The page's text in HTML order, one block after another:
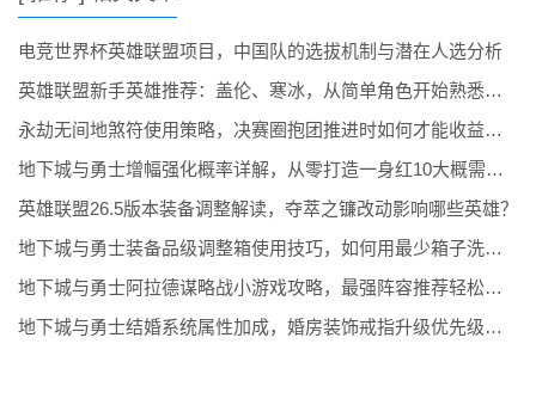
电竞世界杯英雄联盟项目，中国队的选拔机制与潜在人选分析
英雄联盟新手英雄推荐：盖伦、寒冰，从简单角色开始熟悉游戏
永劫无间地煞符使用策略，决赛圈抱团推进时如何才能收益最大化
地下城与勇士增幅强化概率详解，从零打造一身红10大概需要多少金币
英雄联盟26.5版本装备调整解读，夺萃之镰改动影响哪些英雄？
地下城与勇士装备品级调整箱使用技巧，如何用最少箱子洗出最上级
地下城与勇士阿拉德谋略战小游戏攻略，最强阵容推荐轻松通关
地下城与勇士结婚系统属性加成，婚房装饰戒指升级优先级推荐